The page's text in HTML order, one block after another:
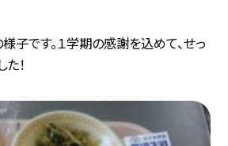
子です。１学期の感謝を込めて、せっ
！